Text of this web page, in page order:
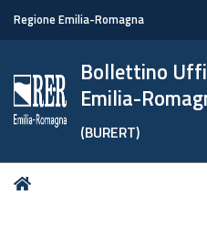
Regione Emilia-Romagna
Bollettino
Emilia-
(BURERT)
Tu